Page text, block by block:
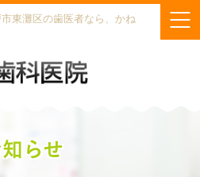
東灘区の歯医者なら、かね
らせ